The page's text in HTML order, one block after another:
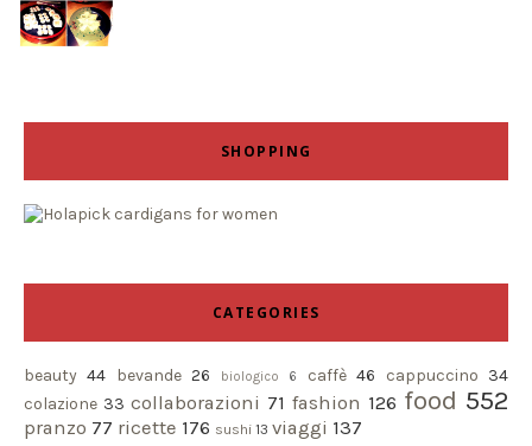
SHOPPING
CATEGORIES
beauty 44 bevande 26 biologico 6 caffè 46 cappuccino 34
colazione 33 collaborazioni 71 fashion 126 food 552
pranzo 77 ricette 176 sushi 13 viaggi 137